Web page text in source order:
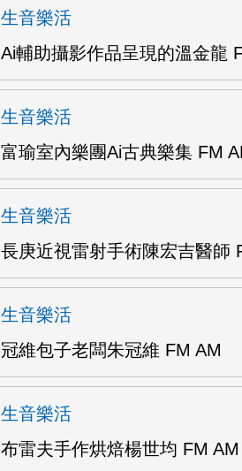
生音樂活
Ai輔助攝影作品呈現的溫金龍
生音樂活
富瑜室內樂團Ai古典樂集 FM
生音樂活
長庚近視雷射手術陳宏吉醫師
生音樂活
冠維包子老闆朱冠維 FM AM
生音樂活
布雷夫手作烘焙楊世均 FM AM